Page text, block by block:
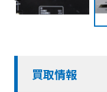
買取情報